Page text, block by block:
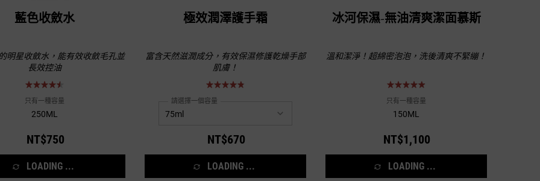
藍色收斂水
明星收斂水，能有效收斂毛孔並
長效控油
只有一種容量
250ML
NT$750
LOADING ...
極效潤澤護手霜
富含天然滋潤成分，有效保濕修護乾燥手部
肌膚！
請選擇一個容量
NT$670
LOADING ...
冰河保濕-無油清爽潔面慕斯
溫和潔淨！超綿密泡泡，洗後清爽不緊繃！
只有一種容量
150ML
NT$1,100
LOADING ...